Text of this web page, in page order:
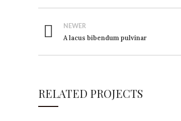
NEWER
A lacus bibendum pulvinar
RELATED PROJECTS